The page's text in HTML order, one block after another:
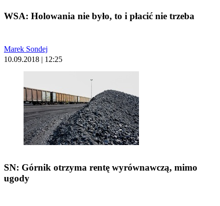
WSA: Holowania nie było, to i płacić nie trzeba
Marek Sondej
10.09.2018 | 12:25
SN: Górnik otrzyma rentę wyrównawczą, mimo
ugody